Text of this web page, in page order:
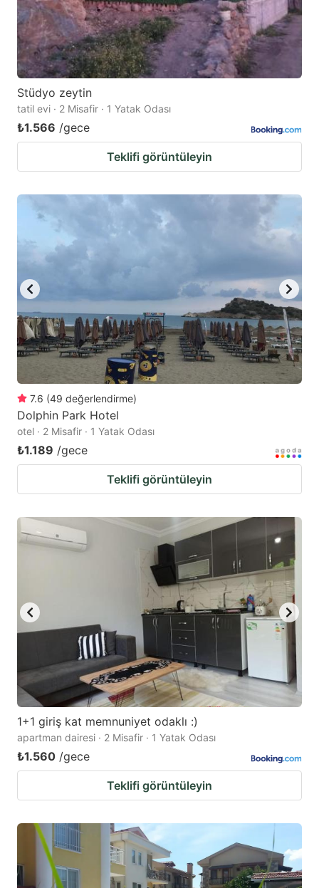
Stüdyo zeytin
tatil evi · 2 Misafir · 1 Yatak Odası
₺1.566 /gece
Teklifi görüntüleyin
7.6 (49 değerlendirme)
Dolphin Park Hotel
otel · 2 Misafir · 1 Yatak Odası
₺1.189 /gece
Teklifi görüntüleyin
1+1 giriş kat memnuniyet odaklı :)
apartman dairesi · 2 Misafir · 1 Yatak Odası
₺1.560 /gece
Teklifi görüntüleyin